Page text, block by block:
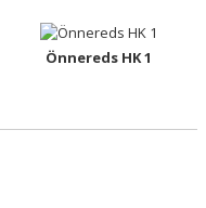
Önnereds HK 1